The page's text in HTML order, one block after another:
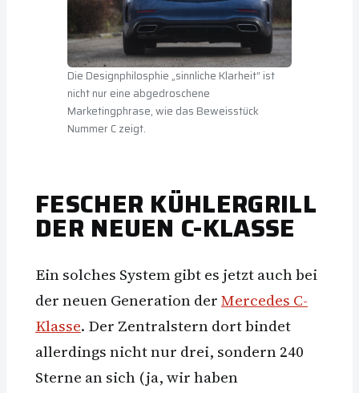
Die Designphilosphie „sinnliche Klarheit“ ist
nicht nur eine abgedroschene
Marketingphrase, wie das Beweisstück
Nummer C zeigt.
FESCHER KÜHLERGRILL
DER NEUEN C-KLASSE
Ein solches System gibt es jetzt auch bei
der neuen Generation derMercedes C-
Klasse. Der Zentralstern dort bindet
allerdings nicht nur drei, sondern 240
Sterne an sich (ja, wir haben